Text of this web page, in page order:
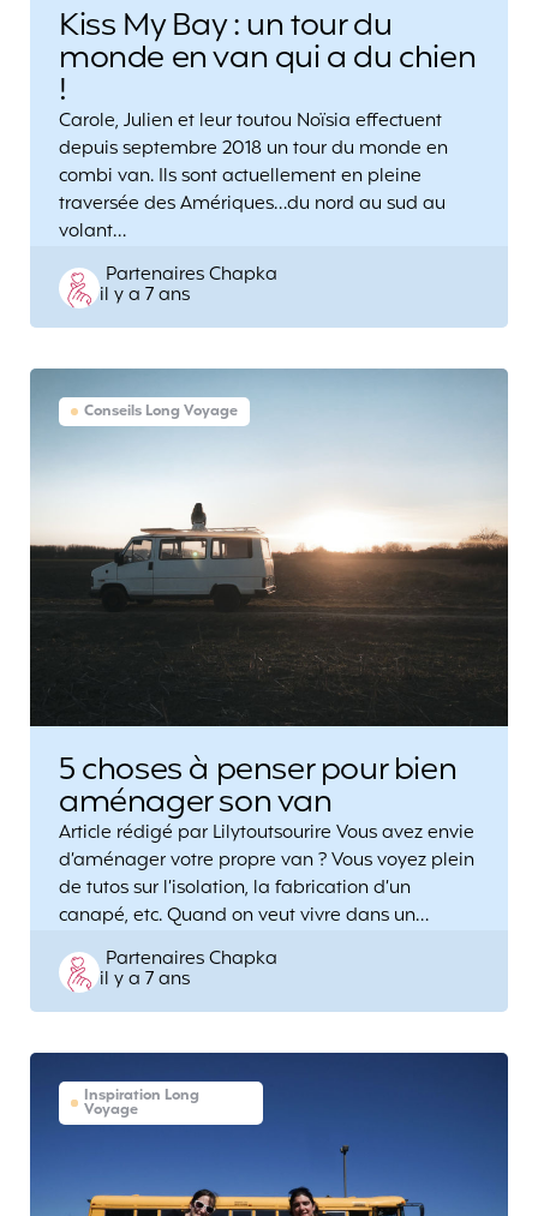
Kiss My Bay : un tour du
monde en van qui a du chien
!
Carole, Julien et leur toutou Noïsia effectuent
depuis septembre 2018 un tour du monde en
combi van. Ils sont actuellement en pleine
traversée des Amériques…du nord au sud au
volant…
Posted
by
Partenaires Chapka
il y a 7 ans
Conseils Long Voyage
5 choses à penser pour bien
aménager son van
Article rédigé par Lilytoutsourire Vous avez envie
d’aménager votre propre van ? Vous voyez plein
de tutos sur l’isolation, la fabrication d’un
canapé, etc. Quand on veut vivre dans un…
Posted
by
Partenaires Chapka
il y a 7 ans
Inspiration Long
Voyage